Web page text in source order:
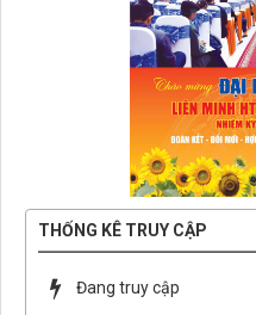
THỐNG KÊ TRUY CẬP
Đang truy cập